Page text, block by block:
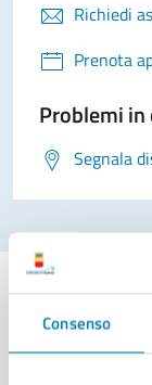
Consenso
Richiedi
Prenota
Problemi
Segnala